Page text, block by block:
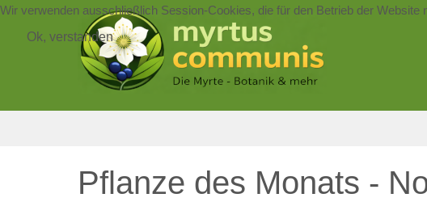
Pflanze des Monats -
Wir verwenden ausschließlich Session-Cookies, die für den Betrieb der
Ok, verstanden